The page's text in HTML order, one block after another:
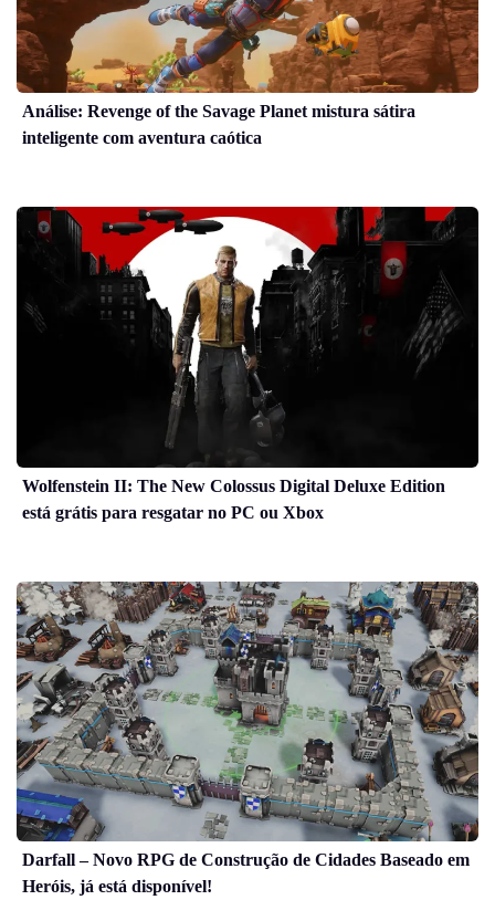
Análise: Revenge of the Savage Planet mistura sátira
inteligente com aventura caótica
Wolfenstein II: The New Colossus Digital Deluxe Edition
está grátis para resgatar no PC ou Xbox
Darfall – Novo RPG de Construção de Cidades Baseado em
Heróis, já está disponível!